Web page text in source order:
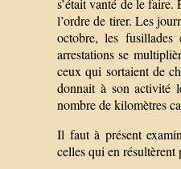
s’était vanté de le
l’ordre de tirer. Les
octobre, les
arrestations se
ceux qui sortaient de
donnait à son activité
nombre de kilomètres
Il faut à présent
celles qui en résultèrent